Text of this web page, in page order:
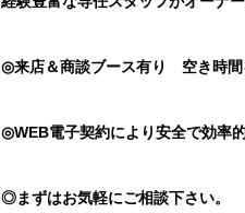
◎来店＆商談ブース有り 空き時間
◎WEB電子契約により安全で効率
◎まずはお気軽にご相談下さい。